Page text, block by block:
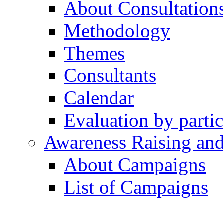
About
Methodology
Themes
Consultants
Calendar
Evaluation by
Awareness Raising
About Campaigns
List of Campaigns